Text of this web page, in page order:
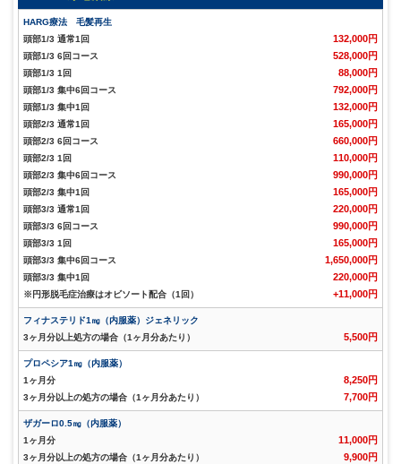
HARG療法 毛髪再生
頭部1/3 通常1回
頭部1/3 6回コース
頭部1/3 1回
頭部1/3 集中6回コース
頭部1/3 集中1回
頭部2/3 通常1回
頭部2/3 6回コース
頭部2/3 1回
頭部2/3 集中6回コース
頭部2/3 集中1回
頭部3/3 通常1回
頭部3/3 6回コース
頭部3/3 1回
頭部3/3 集中6回コース
頭部3/3 集中1回
※円形脱毛症治療はオビソート配合（1回）
132,000円
528,000円
88,000円
792,000円
132,000円
165,000円
660,000円
110,000円
990,000円
165,000円
220,000円
990,000円
165,000円
1,650,000円
220,000円
+11,000円
フィナステリド1㎎（内服薬）ジェネリック
3ヶ月分以上処方の場合（1ヶ月分あたり）
5,500円
プロペシア1㎎（内服薬）
1ヶ月分
3ヶ月分以上の処方の場合（1ヶ月分あたり）
8,250円
7,700円
ザガーロ0.5㎎（内服薬）
1ヶ月分
3ヶ月分以上の処方の場合（1ヶ月分あたり）
11,000円
9,900円